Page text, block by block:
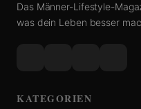
Das Männer-Lifestyle-
was dein Leben besser
KATEGORIEN